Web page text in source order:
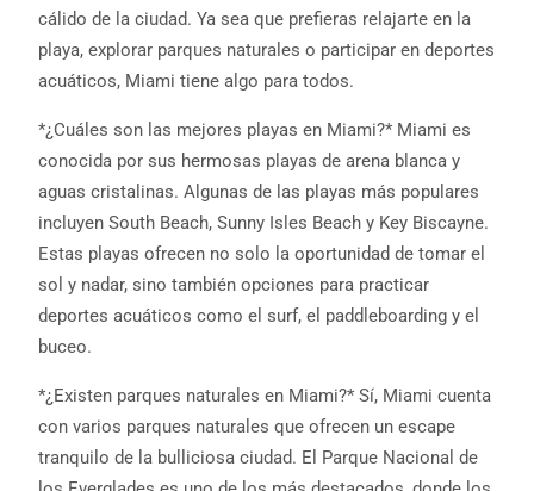
cálido de la ciudad. Ya sea que prefieras relajarte en la
playa, explorar parques naturales o participar en deportes
acuáticos, Miami tiene algo para todos.
*¿Cuáles son las mejores playas en Miami?* Miami es
conocida por sus hermosas playas de arena blanca y
aguas cristalinas. Algunas de las playas más populares
incluyen South Beach, Sunny Isles Beach y Key Biscayne.
Estas playas ofrecen no solo la oportunidad de tomar el
sol y nadar, sino también opciones para practicar
deportes acuáticos como el surf, el paddleboarding y el
buceo.
*¿Existen parques naturales en Miami?* Sí, Miami cuenta
con varios parques naturales que ofrecen un escape
tranquilo de la bulliciosa ciudad. El Parque Nacional de